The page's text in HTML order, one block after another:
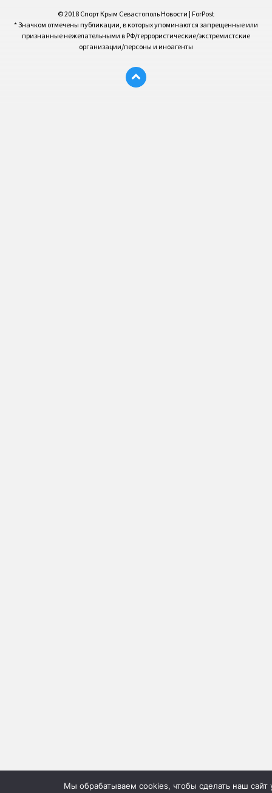
© 2018 Спорт Крым Севастополь Новости | ForPost
* Значком отмечены публикации, в которых упоминаются запрещенные или
признанные нежелательными в РФ/террористические/экстремистские
организации/персоны и иноагенты
Мы обрабатываем cookies, чтобы сделать наш сайт